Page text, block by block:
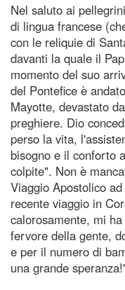
Nel saluto ai
di lingua francese
con le reliquie di
davanti la quale il
momento del suo
del Pontefice è
Mayotte, devastato
preghiere. Dio
perso la vita,
bisogno e il conforto
colpite". Non è
Viaggio Apostolico
recente viaggio in
calorosamente, mi
fervore della gente,
e per il numero di
una grande